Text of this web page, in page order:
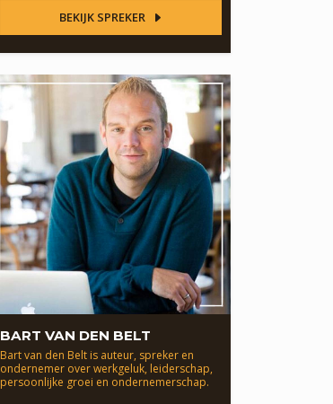
BEKIJK SPREKER
BART VAN DEN BELT
Bart van den Belt is auteur, spreker en
ondernemer over werkgeluk, leiderschap,
persoonlijke groei en ondernemerschap.